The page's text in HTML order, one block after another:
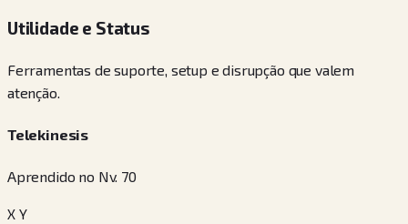
Utilidade e Status
Ferramentas de suporte, setup e disrupção que valem
atenção.
Telekinesis
Aprendido no Nv. 70
X Y